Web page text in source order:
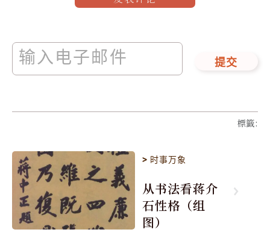
提交
標籤:
> 时事万象
从书法看蒋介
石性格（组
图）